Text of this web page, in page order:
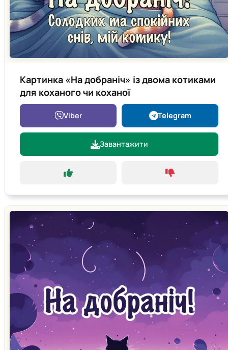
Картинка «На добраніч» із двома котиками
для коханого чи коханої
Viber Telegram
Завантажити